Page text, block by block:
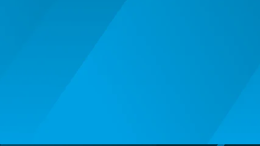
LUMANARI PETRECERI ANIVERSARI
PAPUSI SI DECORATIUNI HORROR